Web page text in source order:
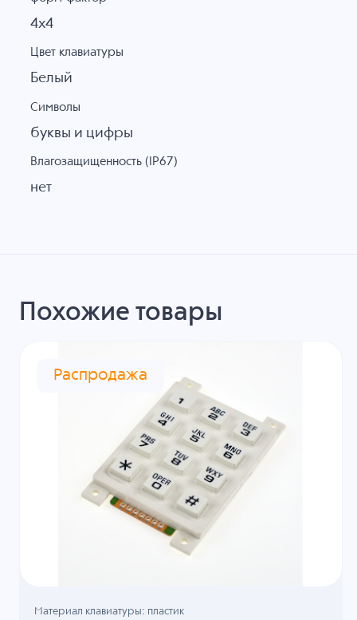
4х4
Цвет клавиатуры
Белый
Символы
буквы и цифры
Влагозащищенность (IP67)
нет
Похожие товары
Распродажа
Материал клавиатуры: пластик